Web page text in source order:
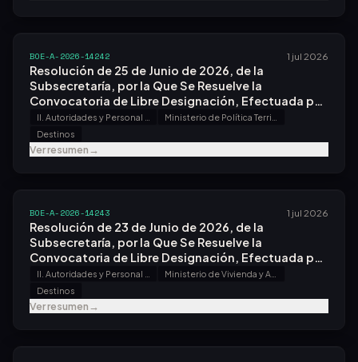
BOE-A-2026-14242 1 jul 2026
Resolución de 25 de Junio de 2026, de la
Subsecretaría, por la Que Se Resuelve la
Convocatoria de Libre Designación, Efectuada por
Resolución de 29 de Enero de 2026.
Destinos
Ver resumen→
BOE-A-2026-14243 1 jul 2026
Resolución de 23 de Junio de 2026, de la
Subsecretaría, por la Que Se Resuelve la
Convocatoria de Libre Designación, Efectuada por
Resolución de 13 de Marzo de 2026.
Destinos
Ver resumen→